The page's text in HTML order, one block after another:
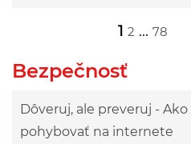
1 2 ... 78
Bezpečnosť
Dôveruj, ale preveruj -
pohybovať na internete